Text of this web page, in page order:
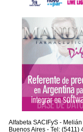
Alfabeta SACIFyS -
Buenos Aires - Tel: (5411)